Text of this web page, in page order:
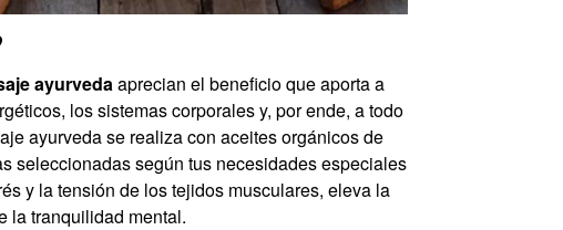
ayurvedaaprecian el beneficio que aporta a
los sistemas corporales y, por ende, a todo
ayurveda se realiza con aceites orgánicos de
seleccionadas según tus necesidades especiales
y la tensión de los tejidos musculares, eleva la
la tranquilidad mental.